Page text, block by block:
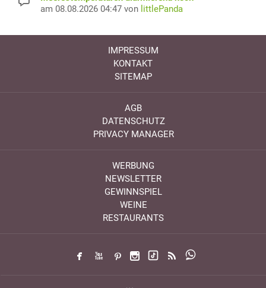
am 08.08.2026 04:47 von littlePanda
IMPRESSUM
KONTAKT
SITEMAP
AGB
DATENSCHUTZ
PRIVACY MANAGER
WERBUNG
NEWSLETTER
GEWINNSPIEL
WEINE
RESTAURANTS